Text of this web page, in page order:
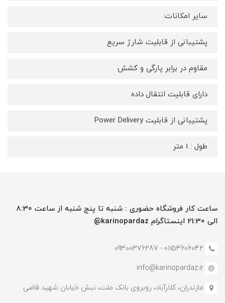
سایر امکانات:
پشتیبانی از قابلیت شارژ سریع
مقاوم در برابر پارگی و کشش
دارای قابلیت انتقال داده
پشتیبانی از قابلیت Power Delivery
طول : 1 متر
ساعت کار فروشگاه حضوری : شنبه تا پنج شنبه از ساعت 8:30
الی 21:30 اینستاگرام karinopardaz@
01154606042 - 09300376287
info@karinopardaz.ir
مازندران، کلارآباد، روبروی بانک ملت، نبش خیابان شهید قاضی